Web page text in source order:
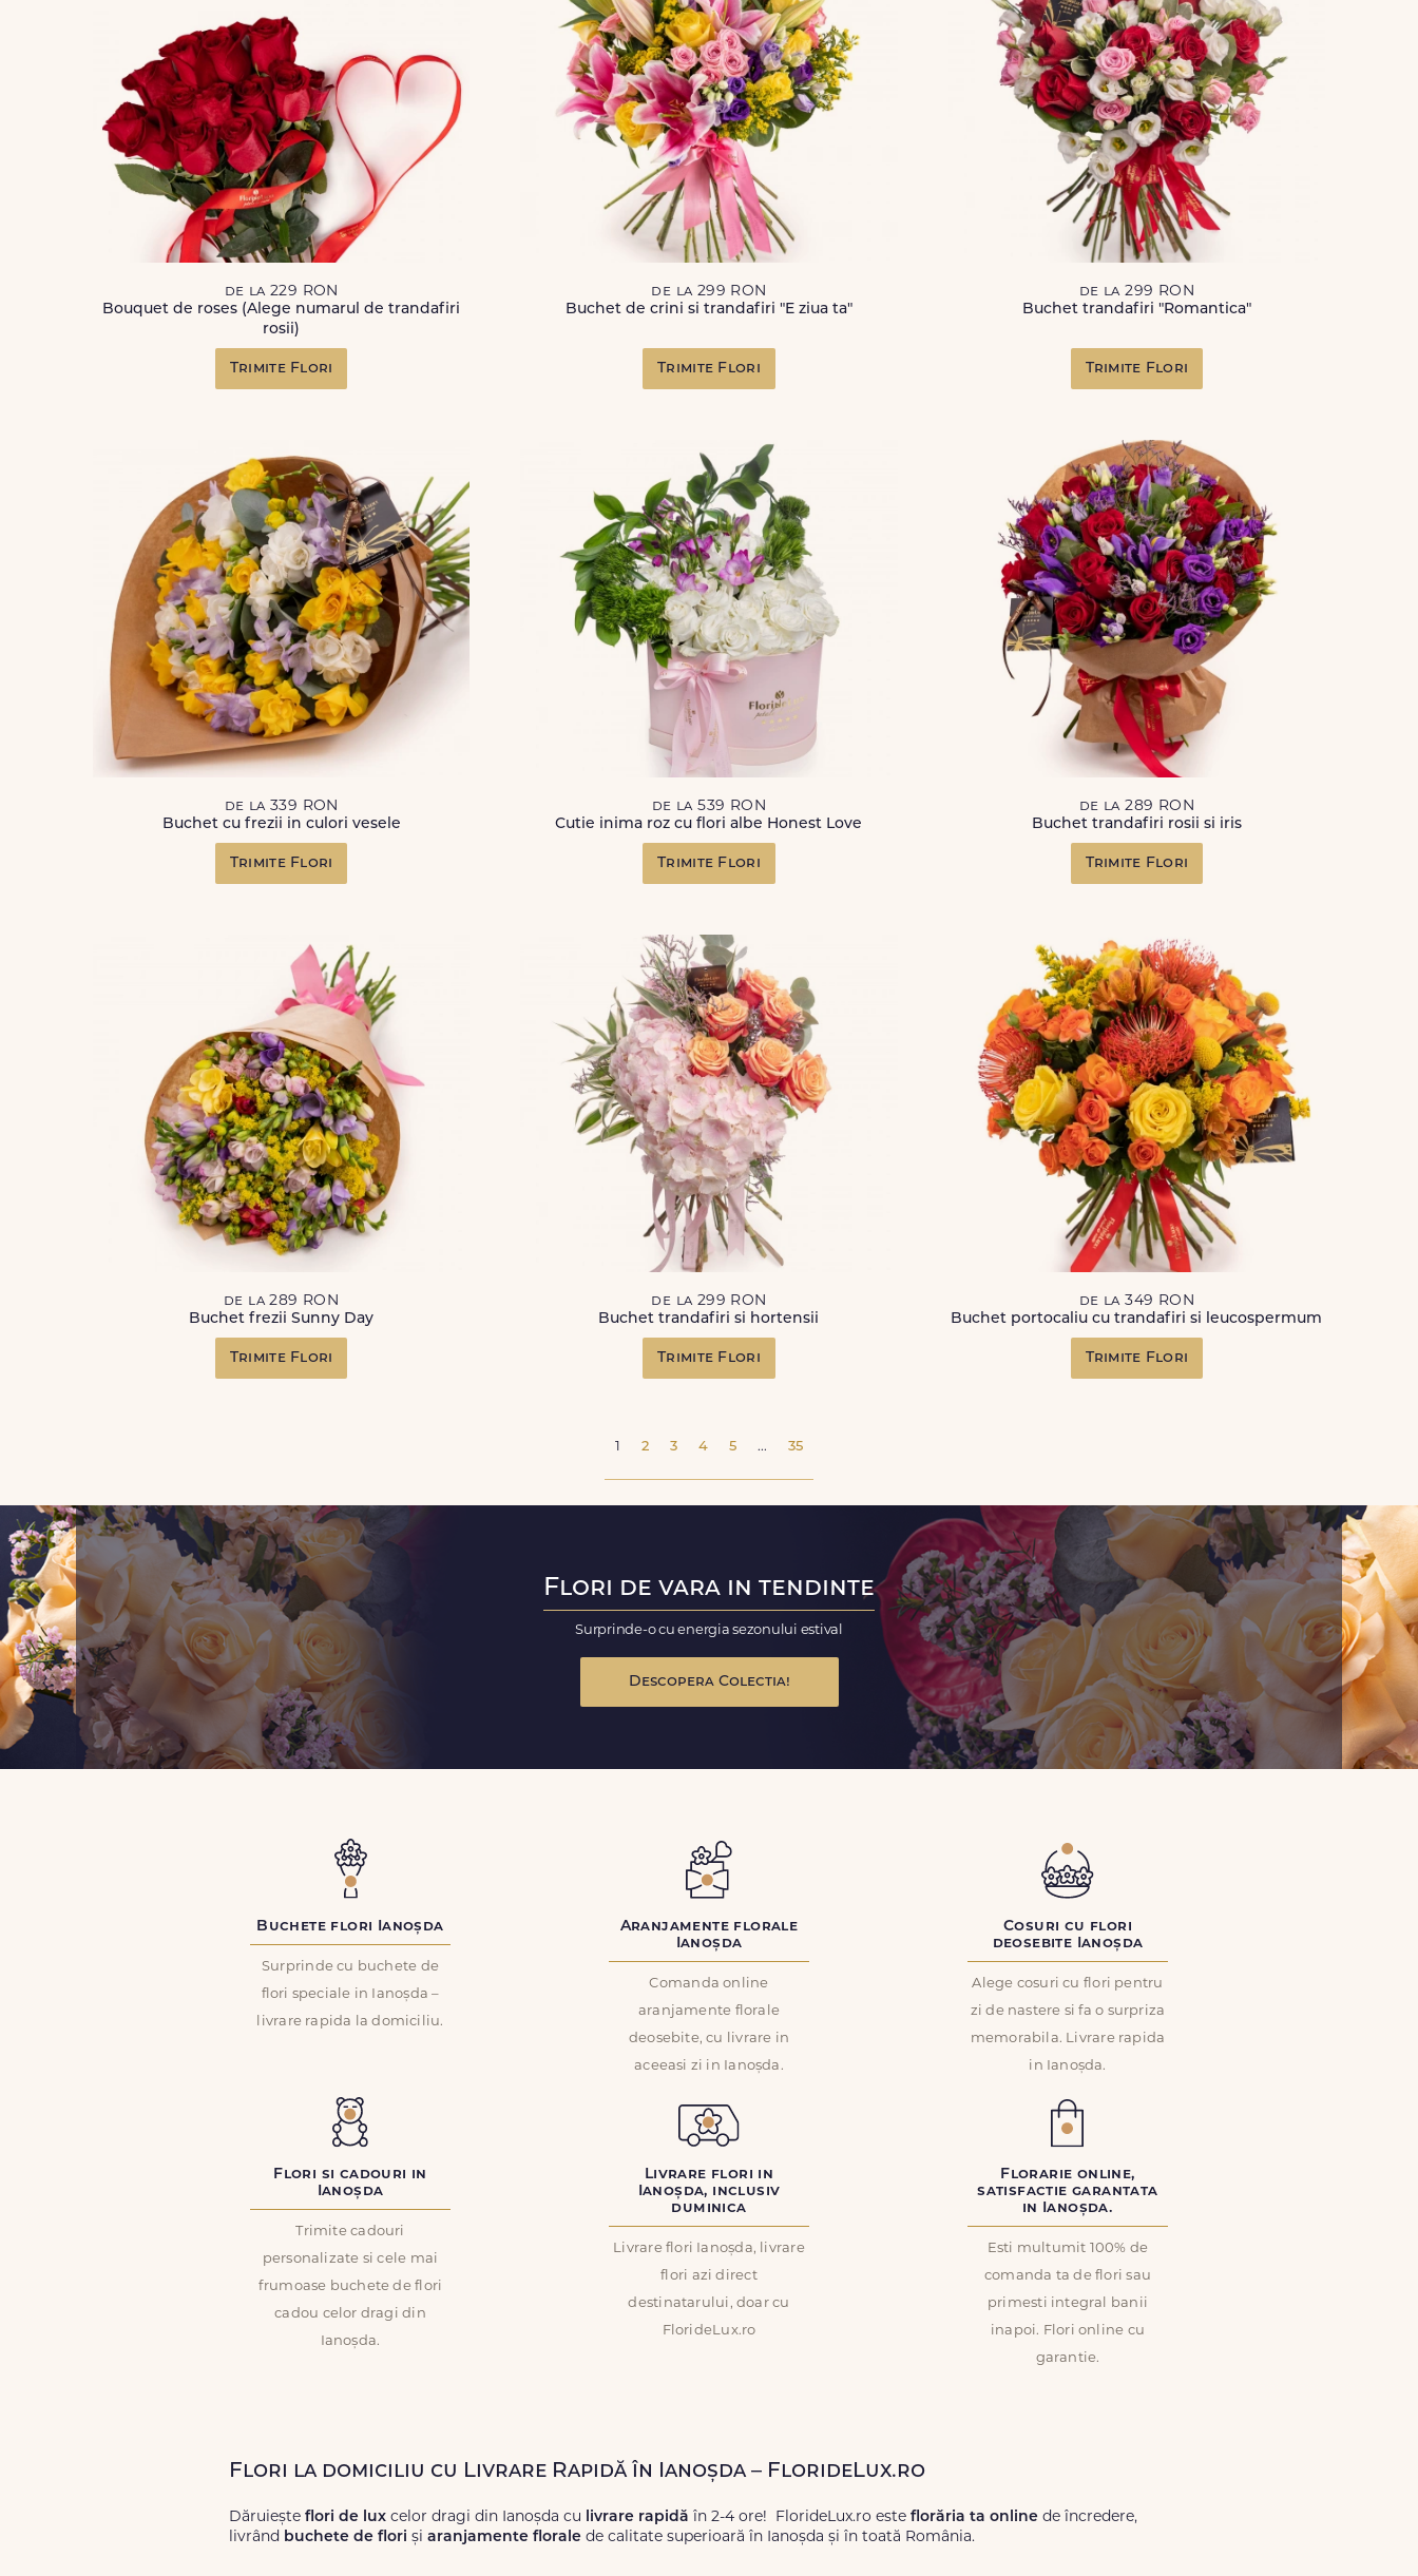
de la 229 RON
Bouquet de roses (Alege numarul de trandafiri
rosii)
Trimite Flori
de la 299 RON
Buchet de crini si trandafiri "E ziua ta"
Trimite Flori
de la 299 RON
Buchet trandafiri "Romantica"
Trimite Flori
de la 339 RON
Buchet cu frezii in culori vesele
Trimite Flori
de la 539 RON
Cutie inima roz cu flori albe Honest Love
Trimite Flori
de la 289 RON
Buchet trandafiri rosii si iris
Trimite Flori
de la 289 RON
Buchet frezii Sunny Day
Trimite Flori
de la 299 RON
Buchet trandafiri si hortensii
Trimite Flori
de la 349 RON
Buchet portocaliu cu trandafiri si leucospermum
Trimite Flori
1 2 3 4 5 ... 35
Flori de vara in tendinte
Surprinde-o cu energia sezonului estival
Descopera Colectia!
Buchete flori Ianoșda
Surprinde cu buchete de
flori speciale in Ianoșda –
livrare rapida la domiciliu.
Aranjamente florale
Ianoșda
Comanda online
aranjamente florale
deosebite, cu livrare in
aceeasi zi in Ianoșda.
Cosuri cu flori
deosebite Ianoșda
Alege cosuri cu flori pentru
zi de nastere si fa o surpriza
memorabila. Livrare rapida
in Ianoșda.
Flori si cadouri in
Ianoșda
Trimite cadouri
personalizate si cele mai
frumoase buchete de flori
cadou celor dragi din
Ianoșda.
Livrare flori in
Ianoșda, inclusiv
duminica
Livrare flori Ianoșda, livrare
flori azi direct
destinatarului, doar cu
FlorideLux.ro
Florarie online,
satisfactie garantata
in Ianoșda.
Esti multumit 100% de
comanda ta de flori sau
primesti integral banii
inapoi. Flori online cu
garantie.
Flori la domiciliu cu Livrare Rapidă în Ianoșda – FlorideLux.ro
Dăruiește flori de lux celor dragi din Ianoșda cu livrare rapidă în 2-4 ore! FlorideLux.ro este florăria ta online de încredere,
livrând buchete de flori și aranjamente florale de calitate superioară în Ianoșda și în toată România.